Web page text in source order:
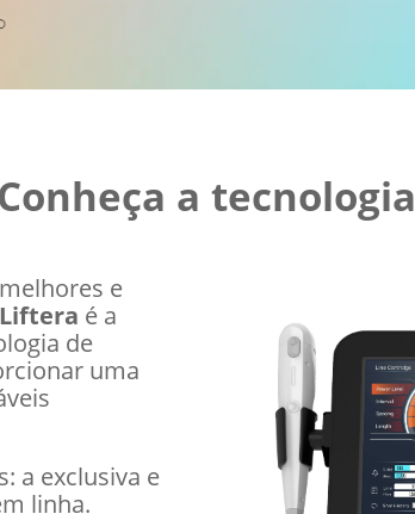
Conheça a tecnologia
e
Liftera é a
de
uma
a exclusiva e
linha.